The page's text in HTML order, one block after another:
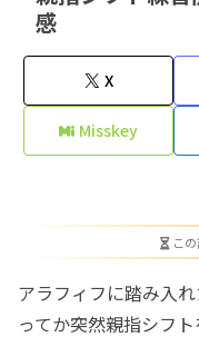
感
X
Misskey
こ
アラフィフに踏み入
ってか突然親指シフ